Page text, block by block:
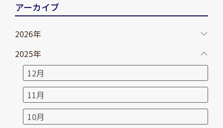
アーカイブ
2026年
2025年
12月
11月
10月